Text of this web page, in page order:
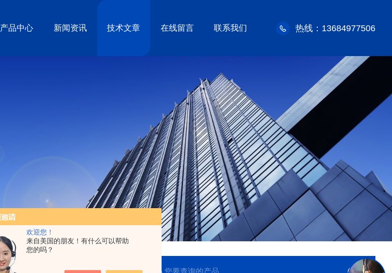
欢迎您！
来自美国的朋友！有什么可以帮助
您的吗？
产品中心 新闻资讯 技术文章 在线留言 联系我们 热线：13684977506